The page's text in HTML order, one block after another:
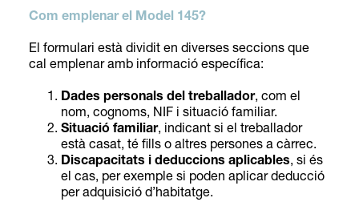
Com emplenar el Model 145?
El formulari està dividit en diverses seccions que
cal emplenar amb informació específica:
Dades personals del treballador, com el
nom, cognoms, NIF i situació familiar.
Situació familiar, indicant si el treballador
està casat, té fills o altres persones a càrrec.
Discapacitats i deduccions aplicables, si és
el cas, per exemple si poden aplicar deducció
per adquisició d’habitatge.